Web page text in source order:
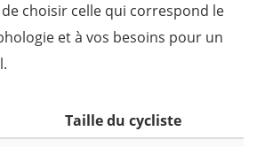
choisir celle qui correspond le
et à vos besoins pour un
Taille du cycliste